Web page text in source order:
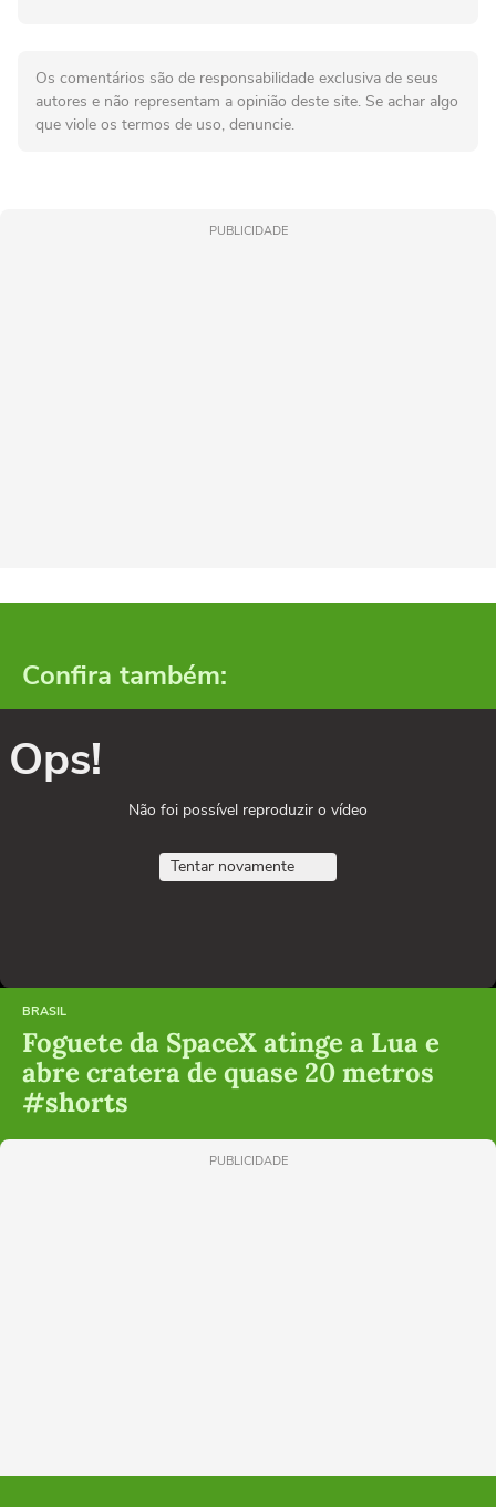
Os comentários são de responsabilidade exclusiva de seus
autores e não representam a opinião deste site. Se achar algo
que viole os termos de uso, denuncie.
PUBLICIDADE
Confira também:
Ops!
Não foi possível reproduzir o vídeo
Tentar novamente
BRASIL
Foguete da SpaceX atinge a Lua e
abre cratera de quase 20 metros
#shorts
PUBLICIDADE